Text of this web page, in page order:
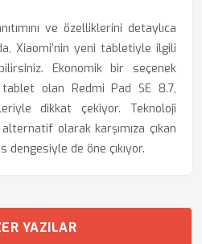
ve özelliklerini detaylıca
Xiaomi’nin yeni tabletiyle ilgili
Ekonomik bir seçenek
olan Redmi Pad SE 8.7,
dikkat çekiyor. Teknoloji
olarak karşımıza çıkan
de öne çıkıyor.
YAZILAR